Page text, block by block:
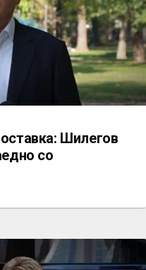
Шилегов
со